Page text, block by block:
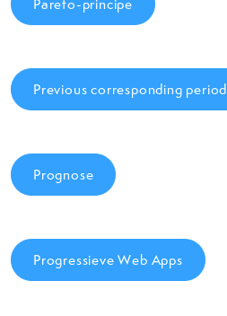
Pareto-principe
Previous corresponding period
Prognose
Progressieve Web Apps